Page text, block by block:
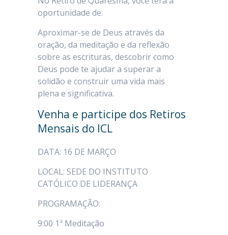
oportunidade de:
Aproximar-se de Deus através da
oração, da meditação e da reflexão
sobre as escrituras, descobrir como
Deus pode te ajudar a superar a
solidão e construir uma vida mais
plena e significativa.
Venha e participe dos Retiros
Mensais do ICL
DATA: 16 DE MARÇO
LOCAL: SEDE DO INSTITUTO
CATÓLICO DE LIDERANÇA
PROGRAMAÇÃO:
9:00 1ª Meditação